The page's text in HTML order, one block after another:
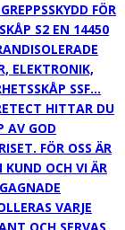
FÖR
S2 EN 14450
ELEKTRONIK,
SSF…
HITTAR DU
AV GOD
FÖR OSS ÄR
OCH VI ÄR
VARJE